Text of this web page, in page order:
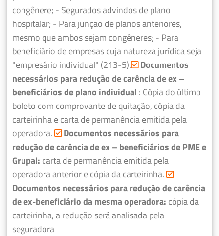
congênere; - Segurados advindos de plano
hospitalar; - Para junção de planos anteriores,
mesmo que ambos sejam congêneres; - Para
beneficiário de empresas cuja natureza jurídica seja
"empresário individual" (213-5). Documentos
necessários para redução de carência de ex –
beneficiários de plano individual : Cópia do último
boleto com comprovante de quitação, cópia da
carteirinha e carta de permanência emitida pela
operadora.
Documentos necessários para
redução de carência de ex – beneficiários de PME e
Grupal: carta de permanência emitida pela
operadora anterior e cópia da carteirinha.
Documentos necessários para redução de carência
de ex-beneficiário da mesma operadora: cópia da
carteirinha, a redução será analisada pela
seguradora